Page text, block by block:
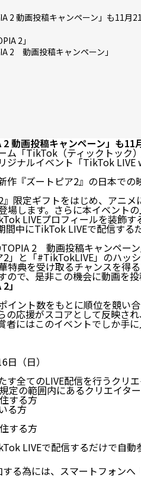
2 動画投稿キャンペーン」も11月
2」
2 動画投稿キャンペーン」
動画投稿キャンペーン」も11
ム「TikTok（ティックトック
ジナルイベント「TikTok
作『ズートピア2』の日本で
限定ギフトをはじめ、アニ
場します。さらに本イベント
LIVEプロフィールを装飾
間中にTikTok LIVEで配信す
2 動画投稿キャンペー
」と「#TikTokLIVE」のハッ
特典を受け取るチャンスを得
ので、是非この機会に動画を
」
イント数をもとに順位を競い
の応援がスコアとして反映さ
者にはこのイベントでしか手
（日）
す全てのLIVE配信を行うクリ
定の範囲内にあるクリエイター
する方
る方
する方
LIVEで配信するだけで自動
る為には、スマートフォン